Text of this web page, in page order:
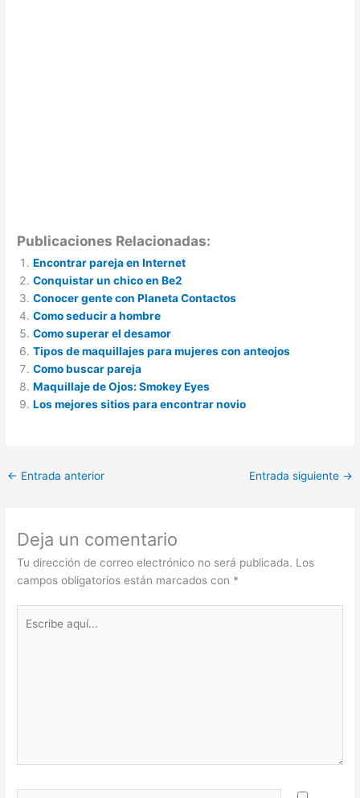
Publicaciones Relacionadas:
Encontrar pareja en Internet
Conquistar un chico en Be2
Conocer gente con Planeta Contactos
Como seducir a hombre
Como superar el desamor
Tipos de maquillajes para mujeres con anteojos
Como buscar pareja
Maquillaje de Ojos: Smokey Eyes
Los mejores sitios para encontrar novio
← Entrada anterior Entrada siguiente →
Deja un comentario
Tu dirección de correo electrónico no será publicada. Los
campos obligatorios están marcados con *
aquí...